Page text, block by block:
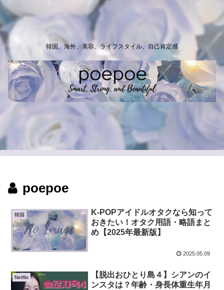
韓国、海外、美容、ライフスタイル、自己肯定感
poepoe
韓国
K-POPアイドルオタクなら知って
おきたい！オタク用語・略語まと
め【2025年最新版】
2025.05.09
Netflix
【脱出おひとり島４】シアンのイ
ンスタは？年齢・身長体重生年月